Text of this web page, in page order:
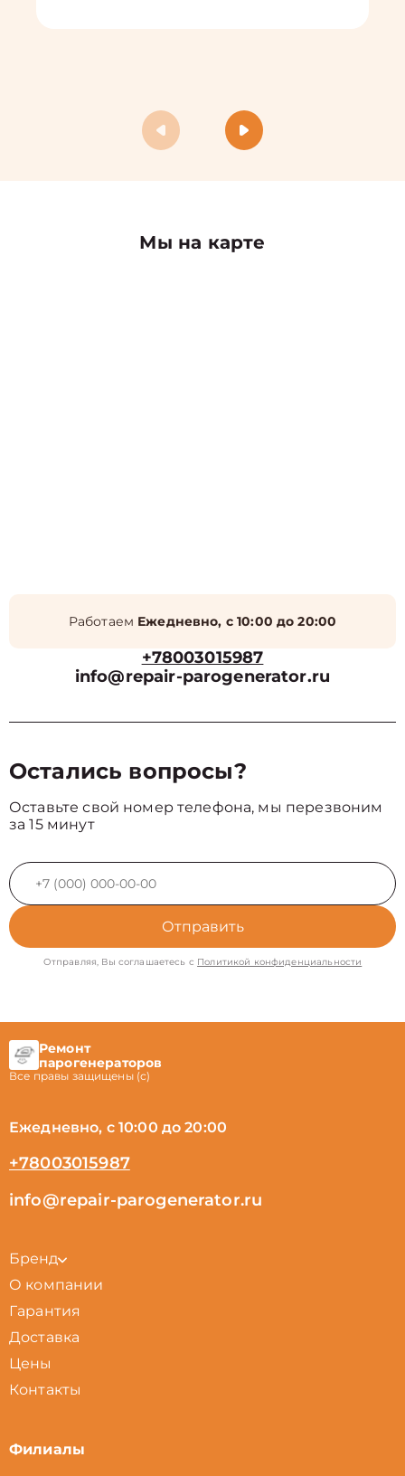
Мы на карте
Работаем Ежедневно, с 10:00 до 20:00
+78003015987
info@repair-parogenerator.ru
Остались вопросы?
Оставьте свой номер телефона, мы перезвоним
за 15 минут
Отправить
Отправляя, Вы соглашаетесь с Политикой конфиденциальности
Ремонт
парогенераторов
Все правы защищены (с)
Ежедневно, с 10:00 до 20:00
+78003015987
info@repair-parogenerator.ru
Бренд
О компании
Гарантия
Доставка
Цены
Контакты
Филиалы